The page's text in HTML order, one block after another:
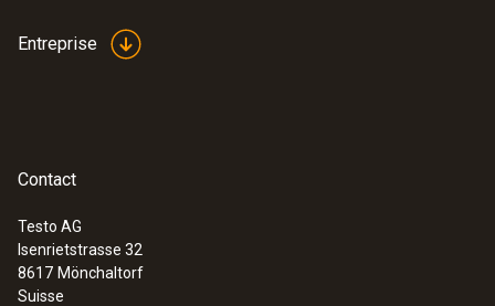
Entreprise
Contact
Testo AG
Isenrietstrasse 32
8617 Mönchaltorf
Suisse